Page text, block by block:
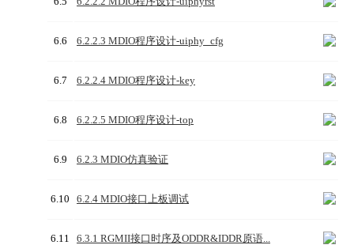
6.6 6.2.2.3 MDIO程序设计-uiphy_cfg
6.7 6.2.2.4 MDIO程序设计-key
6.8 6.2.2.5 MDIO程序设计-top
6.9 6.2.3 MDIO仿真验证
6.10 6.2.4 MDIO接口上板调试
6.11 6.3.1 RGMII接口时序及ODDR&IDDR原语...